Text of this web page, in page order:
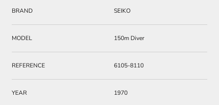
BRAND SEIKO
MODEL 150m Diver
REFERENCE 6105-8110
YEAR 1970